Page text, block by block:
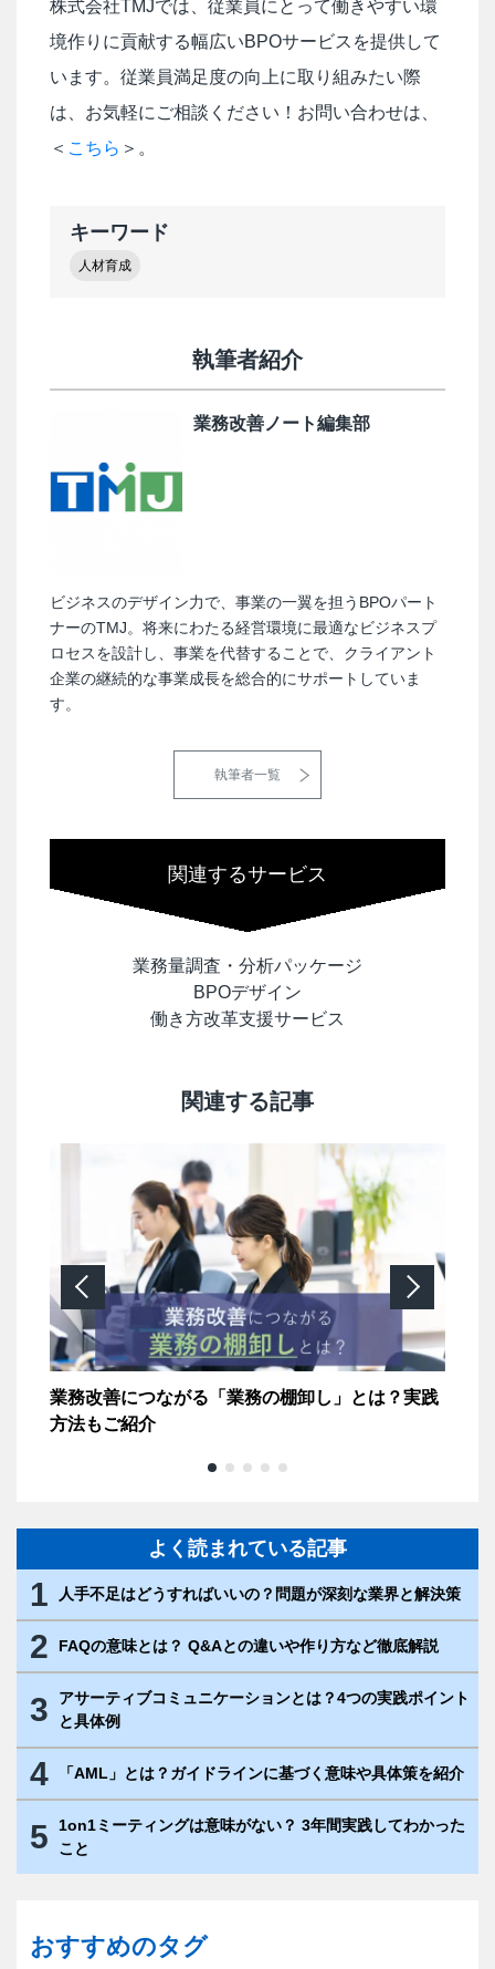
株式会社TMJでは、従業員にとって働きやすい環
境作りに貢献する幅広いBPOサービスを提供して
います。従業員満足度の向上に取り組みたい際
は、お気軽にご相談ください！お問い合わせは、
＜ こちら ＞。
キーワード
人材育成
執筆者紹介
業務改善ノート編集部
ビジネスのデザイン力で、事業の一翼を担うBPOパート
ナーのTMJ。将来にわたる経営環境に最適なビジネスプ
ロセスを設計し、事業を代替することで、クライアント
企業の継続的な事業成長を総合的にサポートしていま
す。
執筆者一覧
関連するサービス
業務量調査・分析パッケージ
BPOデザイン
働き方改革支援サービス
関連する記事
業務改善につながる「業務の棚卸し」とは？実践
方法もご紹介
よく読まれている記事
1 人手不足はどうすればいいの？問題が深刻な業界と解決策
2 FAQの意味とは？ Q&Aとの違いや作り方など徹底解説
3
アサーティブコミュニケーションとは？4つの実践ポイント
と具体例
4 「AML」とは？ガイドラインに基づく意味や具体策を紹介
5
1on1ミーティングは意味がない？ 3年間実践してわかった
こと
おすすめのタグ